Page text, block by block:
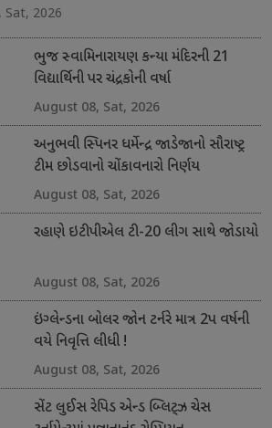
Sat, 2026
ભુજ સ્વામિનારાયણ કન્યા મંદિરની 21
વિદ્યાર્થિની પર ચંદ્રકોની વર્ષા
August 08, Sat, 2026
અનુભવી સ્પિનર ધર્મેન્દ્ર જાડેજાનો સૌરાષ્ટ્ર
ટીમ છોડવાનો ચોંકાવનારો નિર્ણય
August 08, Sat, 2026
રહાણે ઇટીપીએલ ટી-20 લીગ સાથે જોડાયો
August 08, Sat, 2026
ઇંગ્લેન્ડના બોલર જોન ટર્નરે માત્ર 2પ વર્ષની
વયે નિવૃત્તિ લીધી !
August 08, Sat, 2026
સેંટ લુઈસ રેપિડ એન્ડ બ્લિટ્ઝ ચેસ